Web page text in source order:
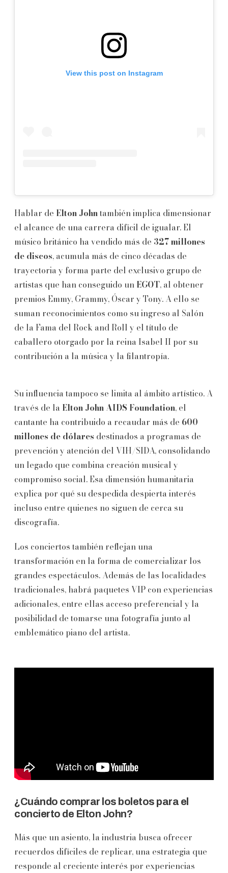
View this post on Instagram
Hablar de Elton Johntambién implica dimensionar
el alcance de una carrera difícil de igualar. El
músico británico ha vendido más de 327 millones
de discos, acumula más de cinco décadas de
trayectoria y forma parte del exclusivo grupo de
artistas que han conseguido un EGOT, al obtener
premios Emmy, Grammy, Óscar y Tony. A ello se
suman reconocimientos como su ingreso al Salón
de la Fama del Rock and Roll y el título de
caballero otorgado por la reina Isabel II por su
contribución a la música y la filantropía.
Su influencia tampoco se limita al ámbito artístico. A
través de la Elton John AIDS Foundation, el
cantante ha contribuido a recaudar más de 600
millones de dólares destinados a programas de
prevención y atención del VIH/SIDA, consolidando
un legado que combina creación musical y
compromiso social. Esa dimensión humanitaria
explica por qué su despedida despierta interés
incluso entre quienes no siguen de cerca su
discografía.
Los conciertos también reflejan una
transformación en la forma de comercializar los
grandes espectáculos. Además de las localidades
tradicionales, habrá paquetes VIP con experiencias
adicionales, entre ellas acceso preferencial y la
posibilidad de tomarse una fotografía junto al
emblemático piano del artista.
¿Cuándo comprar los boletos para el
concierto de Elton John?
Más que un asiento, la industria busca ofrecer
recuerdos difíciles de replicar, una estrategia que
responde al creciente interés por experiencias